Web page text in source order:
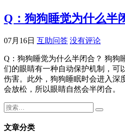
Q：狗狗睡觉为什么半
07月16日 互助问答 没有评论
Q：狗狗睡觉为什么半闭合？ 狗狗
们的眼睛有一种自动保护机制，可
伤害。此外，狗狗睡眠时会进入深
会放松，所以眼睛自然会半闭合。
文章分类